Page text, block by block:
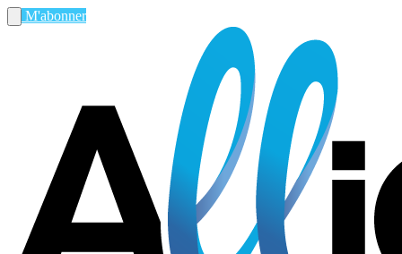
M'abonner